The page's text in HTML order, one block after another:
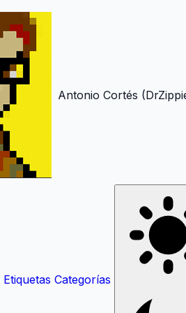
Antonio Cortés
Etiquetas Categorías